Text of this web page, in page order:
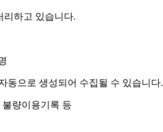
리하고 있습니다.
동으로 생성되어 수집될 수 있습니다.
량이용기록 등